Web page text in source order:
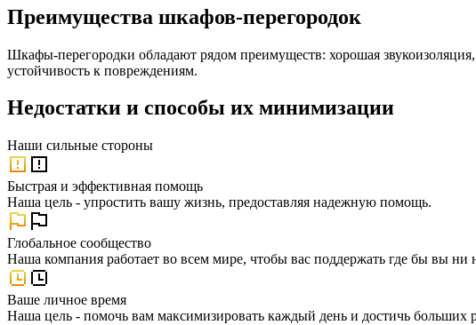
Преимущества шкафов-перегородок
Шкафы-перегородки обладают рядом преимуществ: хорошая
устойчивость к повреждениям.
Недостатки и способы их минимизации
Наши сильные стороны
Быстрая и эффективная помощь
Наша цель - упростить вашу жизнь, предоставляя надежную помощь.
Глобальное сообщество
Наша компания работает во всем мире, чтобы вас поддержать где бы вы ни
Ваше личное время
Наша цель - помочь вам максимизировать каждый день и достичь больших